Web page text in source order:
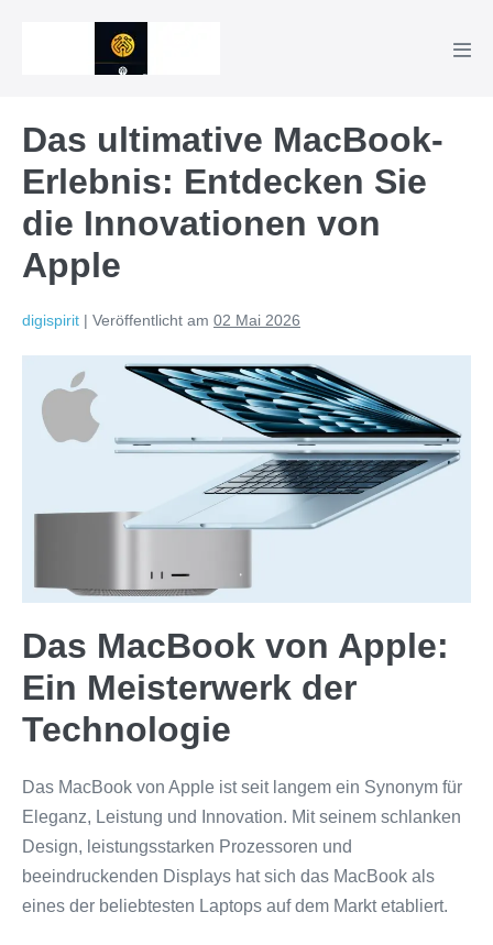
Das ultimative MacBook-
Erlebnis: Entdecken Sie
die Innovationen von
Apple
digispirit | Veröffentlicht am 02 Mai 2026
Das MacBook von Apple:
Ein Meisterwerk der
Technologie
Das MacBook von Apple ist seit langem ein Synonym für
Eleganz, Leistung und Innovation. Mit seinem schlanken
Design, leistungsstarken Prozessoren und
beeindruckenden Displays hat sich das MacBook als
eines der beliebtesten Laptops auf dem Markt etabliert.